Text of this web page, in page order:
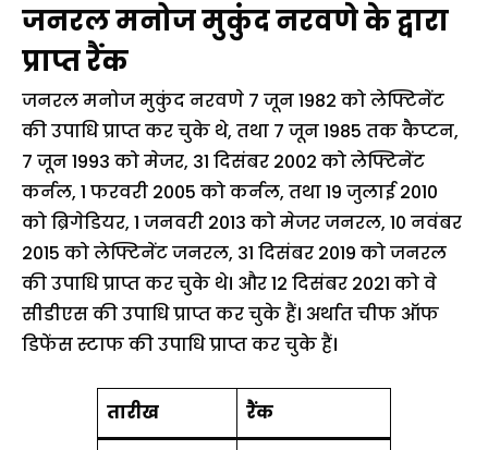
जनरल मनोज मुकुंद नरवणे के द्वारा
प्राप्त रैंक
जनरल मनोज मुकुंद नरवणे 7 जून 1982 को लेफ्टिनेंट
की उपाधि प्राप्त कर चुके थे, तथा 7 जून 1985 तक कैप्टन,
7 जून 1993 को मेजर, 31 दिसंबर 2002 को लेफ्टिनेंट
कर्नल, 1 फरवरी 2005 को कर्नल, तथा 19 जुलाई 2010
को ब्रिगेडियर, 1 जनवरी 2013 को मेजर जनरल, 10 नवंबर
2015 को लेफ्टिनेंट जनरल, 31 दिसंबर 2019 को जनरल
की उपाधि प्राप्त कर चुके थे। और 12 दिसंबर 2021 को वे
सीडीएस की उपाधि प्राप्त कर चुके हैं। अर्थात चीफ ऑफ
डिफेंस स्टाफ की उपाधि प्राप्त कर चुके हैं।
तारीख रैंक